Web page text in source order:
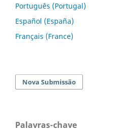
Português (Portugal)
Español (España)
Français (France)
Nova Submissão
Palavras-chave